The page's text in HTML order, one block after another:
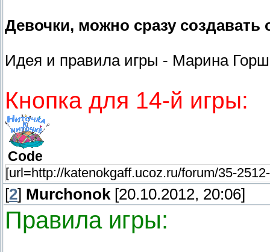
Девочки, можно сразу
Идея и правила игры - Марина
Кнопка для 14-й игры:
Code
[url=http://katenokgaff.ucoz.ru/forum/35-
[2] Murchonok [20.10.2012, 20:06]
Правила игры: